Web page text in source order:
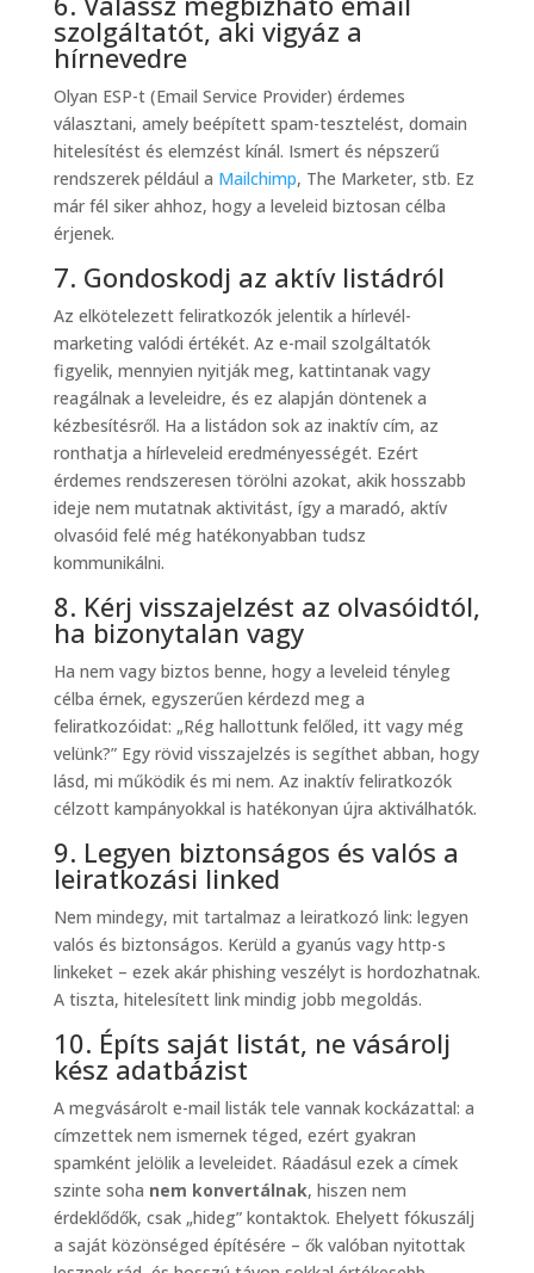
szolgáltatót, aki vigyáz a
hírnevedre
Olyan ESP-t (Email Service Provider) érdemes
választani, amely beépített spam-tesztelést, domain
hitelesítést és elemzést kínál. Ismert és népszerű
rendszerek például a Mailchimp, The Marketer, stb. Ez
már fél siker ahhoz, hogy a leveleid biztosan célba
érjenek.
7. Gondoskodj az aktív listádról
Az elkötelezett feliratkozók jelentik a hírlevél-
marketing valódi értékét. Az e-mail szolgáltatók
figyelik, mennyien nyitják meg, kattintanak vagy
reagálnak a leveleidre, és ez alapján döntenek a
kézbesítésről. Ha a listádon sok az inaktív cím, az
ronthatja a hírleveleid eredményességét. Ezért
érdemes rendszeresen törölni azokat, akik hosszabb
ideje nem mutatnak aktivitást, így a maradó, aktív
olvasóid felé még hatékonyabban tudsz
kommunikálni.
8. Kérj visszajelzést az olvasóidtól,
ha bizonytalan vagy
Ha nem vagy biztos benne, hogy a leveleid tényleg
célba érnek, egyszerűen kérdezd meg a
feliratkozóidat: „Rég hallottunk felőled, itt vagy még
velünk?” Egy rövid visszajelzés is segíthet abban, hogy
lásd, mi működik és mi nem. Az inaktív feliratkozók
célzott kampányokkal is hatékonyan újra aktiválhatók.
9. Legyen biztonságos és valós a
leiratkozási linked
Nem mindegy, mit tartalmaz a leiratkozó link: legyen
valós és biztonságos. Kerüld a gyanús vagy http-s
linkeket – ezek akár phishing veszélyt is hordozhatnak.
A tiszta, hitelesített link mindig jobb megoldás.
10. Építs saját listát, ne vásárolj
kész adatbázist
A megvásárolt e-mail listák tele vannak kockázattal: a
címzettek nem ismernek téged, ezért gyakran
spamként jelölik a leveleidet. Ráadásul ezek a címek
szinte soha nem konvertálnak, hiszen nem
érdeklődők, csak „hideg” kontaktok. Ehelyett fókuszálj
a saját közönséged építésére – ők valóban nyitottak